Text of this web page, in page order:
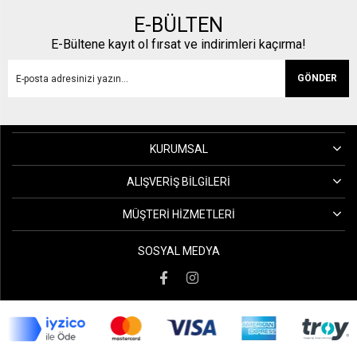
E-BÜLTEN
E-Bültene kayıt ol fırsat ve indirimleri kaçırma!
GÖNDER
KURUMSAL
ALIŞVERIŞ BILGILERI
MÜŞTERI HIZMETLERI
SOSYAL MEDYA